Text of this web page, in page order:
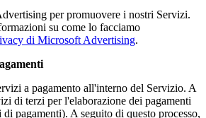
per promuovere i nostri Servizi.
su come lo facciamo
di Microsoft Advertising.
a pagamento all'interno del Servizio. A
di terzi per l'elaborazione dei pagamenti
pagamenti). A seguito di questo processo,